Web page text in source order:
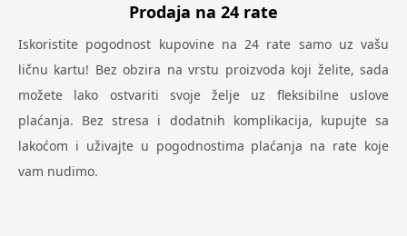
Prodaja na 24 rate
Iskoristite pogodnost kupovine na 24 rate samo uz vašu
ličnu kartu! Bez obzira na vrstu proizvoda koji želite, sada
možete lako ostvariti svoje želje uz fleksibilne uslove
plaćanja. Bez stresa i dodatnih komplikacija, kupujte sa
lakoćom i uživajte u pogodnostima plaćanja na rate koje
vam nudimo.